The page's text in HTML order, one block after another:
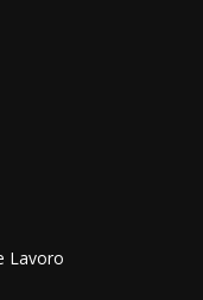
Lavoro